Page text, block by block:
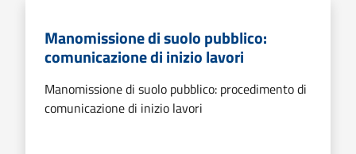
Manomissione di suolo pubblico:
comunicazione di inizio lavori
Manomissione di suolo pubblico: procedimento di
comunicazione di inizio lavori